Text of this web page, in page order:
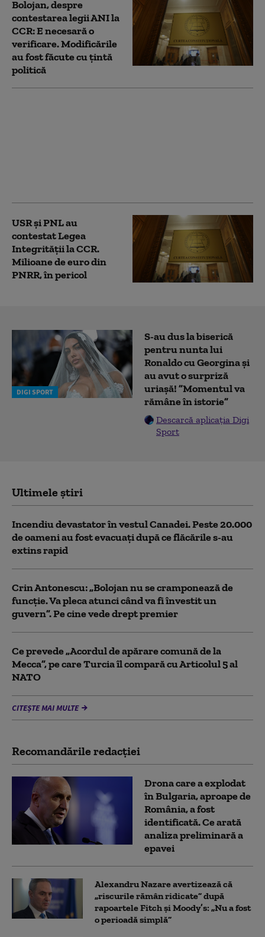
Bolojan, despre
contestarea legii ANI la
CCR: E necesară o
verificare. Modificările
au fost făcute cu țintă
politică
USR și PNL au
contestat Legea
Integrității la CCR.
Milioane de euro din
PNRR, în pericol
DIGI SPORT
S-au dus la biserică
pentru nunta lui
Ronaldo cu Georgina și
au avut o surpriză
uriașă! ”Momentul va
rămâne în istorie”
Descarcă aplicația Digi
Sport
Ultimele știri
Incendiu devastator în vestul Canadei. Peste 20.000
de oameni au fost evacuați după ce flăcările s-au
extins rapid
Crin Antonescu: „Bolojan nu se cramponează de
funcție. Va pleca atunci când va fi învestit un
guvern”. Pe cine vede drept premier
Ce prevede „Acordul de apărare comună de la
Mecca”, pe care Turcia îl compară cu Articolul 5 al
NATO
CITEȘTE MAI MULTE
Recomandările redacţiei
Drona care a explodat
în Bulgaria, aproape de
România, a fost
identificată. Ce arată
analiza preliminară a
epavei
Alexandru Nazare avertizează că
„riscurile rămân ridicate” după
rapoartele Fitch și Moody’s: „Nu a fost
o perioadă simplă”